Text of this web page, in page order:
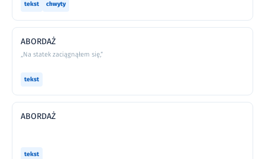
tekst chwyty
ABORDAŻ
„Na statek zaciągnąłem się,”
tekst
ABORDAŻ
tekst